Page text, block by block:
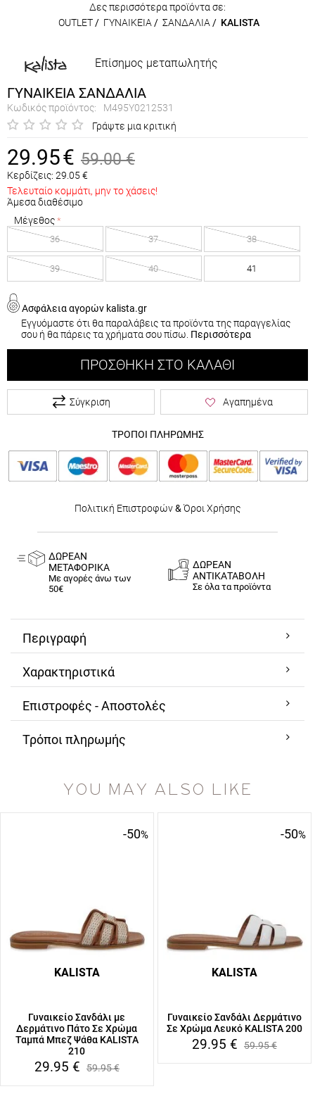
Δες περισσότερα προϊόντα σε:
OUTLET/ ΓΥΝΑΙΚΕΙΑ / ΣΑΝΔΑΛΙΑ / KALISTA
Επίσημος μεταπωλητής
ΓΥΝΑΙΚΕΙΑ ΣΑΝΔΑΛΙΑ
Κωδικός προϊόντος:
M495Y0212531
Γράψτε μια κριτική
29.95€ 59.00 €
Κερδίζεις: 29.05 €
Τελευταίο κομμάτι, μην το χάσεις!
Άμεσα διαθέσιμο
Μέγεθος
36 37 38
39 40 41
Ασφάλεια αγορών kalista.gr
Εγγυόμαστε ότι θα παραλάβεις τα προϊόντα της παραγγελίας
σου ή θα πάρεις τα χρήματα σου πίσω. Περισσότερα
ΠΡΟΣΘΉΚΗ ΣΤΟ ΚΑΛΆΘΙ
Σύγκριση Αγαπημένα
ΤΡΟΠΟΙ ΠΛΗΡΩΜΗΣ
Πολιτική Επιστροφών& Όροι Χρήσης
ΔΩΡΕΑΝ
ΜΕΤΑΦΟΡΙΚΑ
Με αγορές άνω των
50€
ΔΩΡΕΑΝ
ΑΝΤΙΚΑΤΑΒΟΛΗ
Σε όλα τα προϊόντα
Περιγραφή
Χαρακτηριστικά
Επιστροφές - Αποστολές
Τρόποι πληρωμής
YOU MAY ALSO LIKE
-50%
KALISTA
Γυναικείο Σανδάλι με
Δερμάτινο Πάτο Σε Χρώμα
Ταμπά Μπεζ Ψάθα KALISTA
210
29.95 € 59.95€
-50%
KALISTA
Γυναικείο Σανδάλι Δερμάτινο
Σε Χρώμα Λευκό KALISTA 200
29.95 € 59.95€